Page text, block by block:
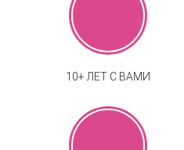
10+ ЛЕТ С ВАМИ